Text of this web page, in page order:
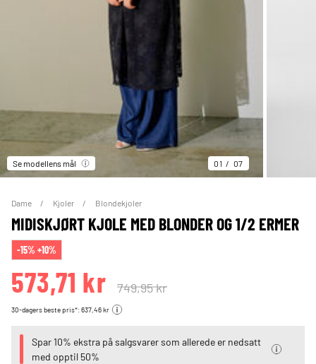
Se modellens mål 01 07
Dame Kjoler Blondekjoler
MIDISKJØRT KJOLE MED BLONDER OG 1/2 ERMER
-15% +10%
573,71 kr 749,95 kr
30-dagers beste pris*: 637,46 kr
Spar 10% ekstra på salgsvarer som allerede er nedsatt
med opptil 50%